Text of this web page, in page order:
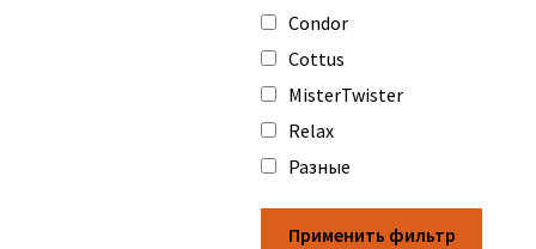
Condor
Cottus
MisterTwister
Relax
Разные
Применить фильтр